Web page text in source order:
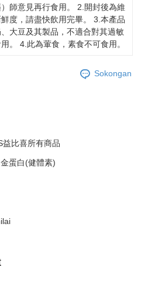
師意見再行食用。 2.開封後為維
度，請盡快飲用完畢。 3.本產品
大豆及其製品，不適合對其過敏
。 4.此為葷食，素食不可食用。
Sokongan
益比喜所有商品
蛋白(健體素)